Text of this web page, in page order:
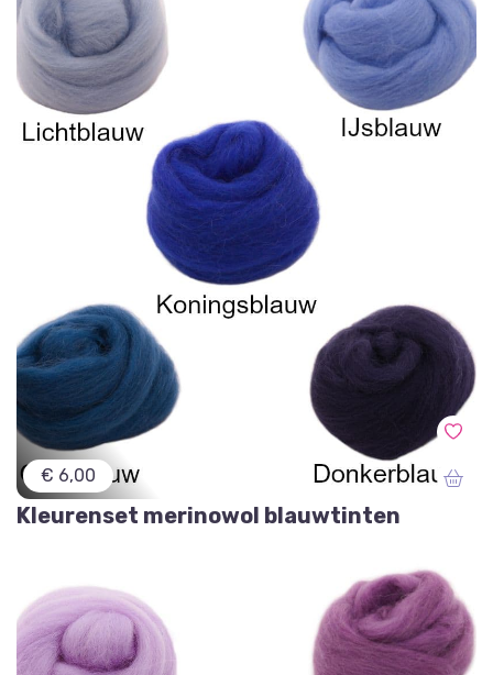
€ 6,00
Kleurenset merinowol blauwtinten